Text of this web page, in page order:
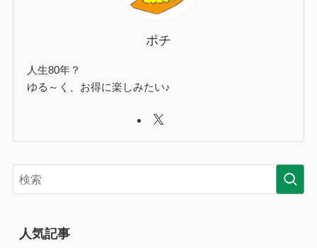
ポチ
人生80年？
ゆる～く、お得に楽しみたい♪
人気記事